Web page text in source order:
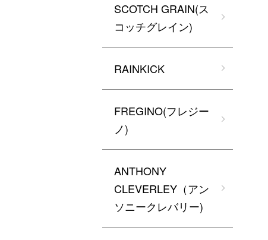
SCOTCH GRAIN(ス
コッチグレイン)
RAINKICK
FREGINO(フレジー
ノ)
ANTHONY
CLEVERLEY（アン
ソニークレバリー)